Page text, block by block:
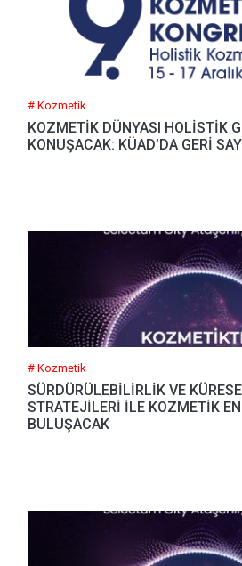
# Kozmetik
KOZMETİK DÜNYASI HOLİSTİK
KONUŞACAK: KÜAD’DA GERİ
# Kozmetik
SÜRDÜRÜLEBİLİRLİK VE
STRATEJİLERİ İLE KOZMETİK
BULUŞACAK